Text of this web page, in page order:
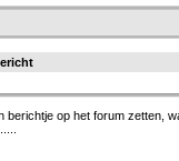
op het forum zetten,